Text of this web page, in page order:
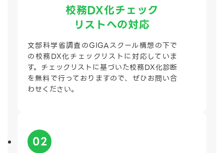
校務DX化チェック
リストへの対応
文部科学省調査のGIGAスクール構想の下で
の校務DX化チェックリストに対応していま
す。チェックリストに基づいた校務DX化診断
を無料で行っておりますので、ぜひお問い合
わせください。
02